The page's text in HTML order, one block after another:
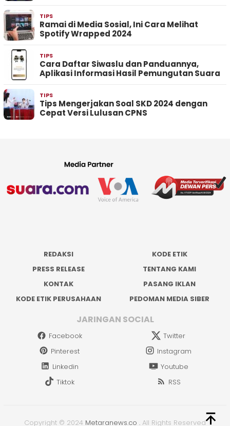
TIPS
Ramai di Media Sosial, Ini Cara Melihat
Spotify Wrapped 2024
TIPS
Cara Daftar Siwaslu dan Panduannya,
Aplikasi Informasi Hasil Pemungutan Suara
TIPS
Tips Mengerjakan Soal SKD 2024 dengan
Cepat Versi Lulusan CPNS
REDAKSI
KODE ETIK
PRESS RELEASE
TENTANG KAMI
KONTAK
PASANG IKLAN
KODE ETIK PERUSAHAAN
PEDOMAN MEDIA SIBER
JARINGAN SOCIAL
Facebook
Twitter
Pinterest
Instagram
Linkedin
Youtube
Tiktok
RSS
Copyright © 2024 Metaranews.co . All Rights Reserved